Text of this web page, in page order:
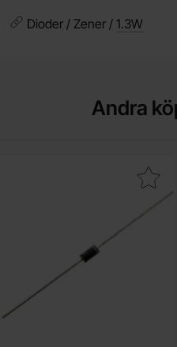
Dioder / Zener / 1.3W
Andra
Makera 1N4733A DO-41